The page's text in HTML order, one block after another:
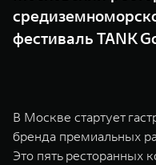
от 6 499 000 ₽
фестиваль TANK
В Москве стартует
бренда премиальных
Это пять ресторанных